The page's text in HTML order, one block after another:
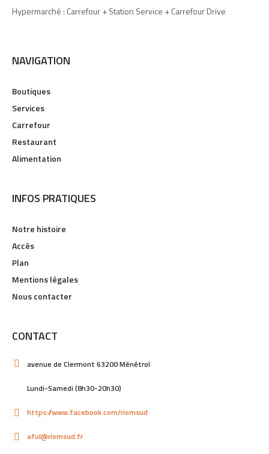
Hypermarché : Carrefour + Station Service + Carrefour Drive
NAVIGATION
Boutiques
Services
Carrefour
Restaurant
Alimentation
INFOS PRATIQUES
Notre histoire
Accès
Plan
Mentions légales
Nous contacter
CONTACT
avenue de Clermont 63200 Ménétrol
Lundi-Samedi (8h30-20h30)
https://www.facebook.com/riomsud
aful@riomsud.fr